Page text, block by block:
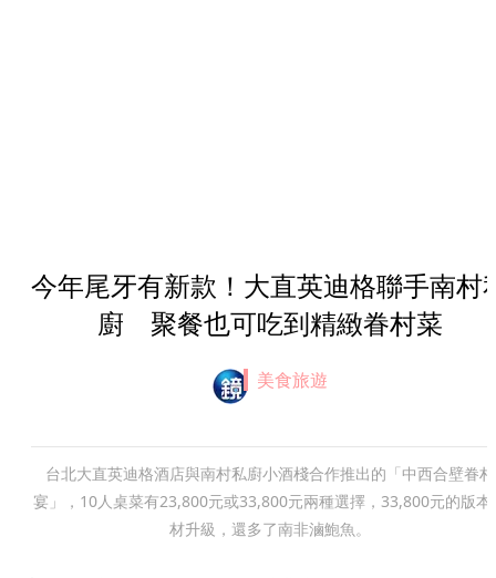
今年尾牙有新款！大直英迪格聯手南村
廚 聚餐也可吃到精緻眷村菜
美食旅遊
台北大直英迪格酒店與南村私廚小酒棧合作推出的「中西合壁眷村
宴」，10人桌菜有23,800元或33,800元兩種選擇，33,800元的版本
材升級，還多了南非滷鮑魚。